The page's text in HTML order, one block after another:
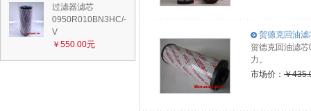
过滤器滤芯
0950R010BN3HC/-
V
￥550.00元
贺德克回油
贺德克回油滤
力。
市场价： ￥